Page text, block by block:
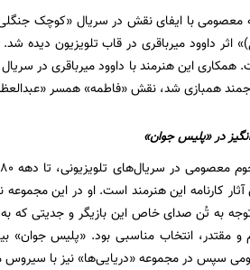
اثر داوود میرباقری در قاب تلویزیون دیده
همکاری این هنرمند با داوود میرباقری در
همبازی شد، نقش «فاطمه» همسر
در «پلیس جوان»
آثار کارنامه این هنرمند است. او در این
توجه به تُن صدای خاص این بازیگر و جدیتی که
مقتدر، انتخاب مناسبی بود. «پلیس جوان»
سپس در مجموعه «دریایی‌ها» نیز با سیروس